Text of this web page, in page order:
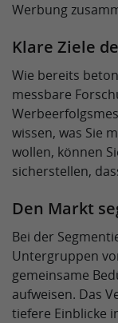
Werbung
Klare Ziele
Wie bereits
messbare
wissen, was Sie
wollen, können
sicherstellen,
Den Markt
Bei der
Untergruppen
gemeinsame
aufweisen. Das
tiefere Einblicke